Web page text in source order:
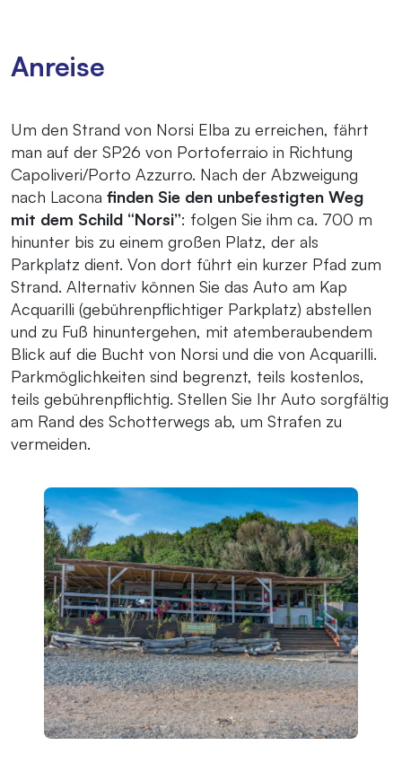
Anreise
Um den Strand von Norsi Elba zu erreichen, fährt
man auf der SP26 von Portoferraio in Richtung
Capoliveri/Porto Azzurro. Nach der Abzweigung
nach Lacona finden Sie den unbefestigten Weg
mit dem Schild “Norsi”: folgen Sie ihm ca. 700 m
hinunter bis zu einem großen Platz, der als
Parkplatz dient. Von dort führt ein kurzer Pfad zum
Strand. Alternativ können Sie das Auto am Kap
Acquarilli (gebührenpflichtiger Parkplatz) abstellen
und zu Fuß hinuntergehen, mit atemberaubendem
Blick auf die Bucht von Norsi und die von Acquarilli.
Parkmöglichkeiten sind begrenzt, teils kostenlos,
teils gebührenpflichtig. Stellen Sie Ihr Auto sorgfältig
am Rand des Schotterwegs ab, um Strafen zu
vermeiden.